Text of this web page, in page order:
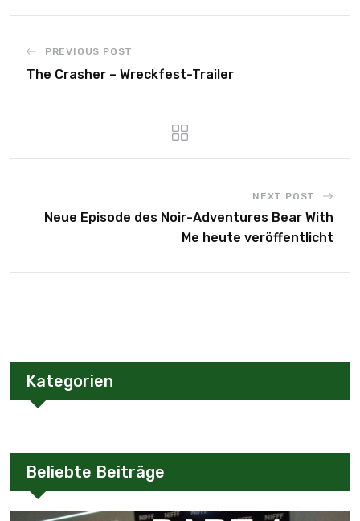
PREVIOUS POST
The Crasher – Wreckfest-Trailer
NEXT POST
Neue Episode des Noir-Adventures Bear With
Me heute veröffentlicht
Kategorien
Beliebte Beiträge